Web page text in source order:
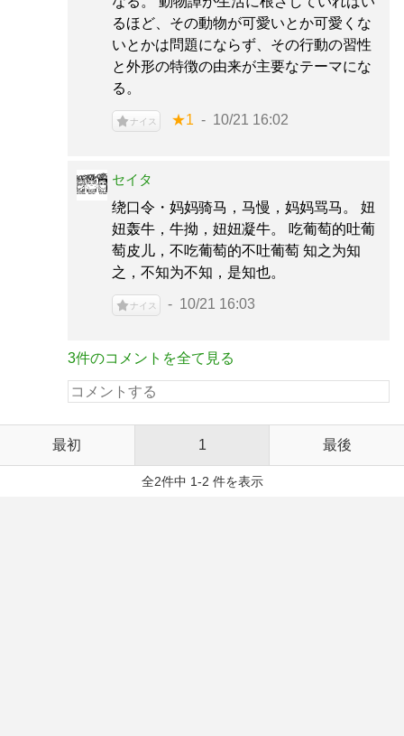
るほど、その動物が可愛いとか可愛くな
いとかは問題にならず、その行動の習性
と外形の特徴の由来が主要なテーマにな
る。
ナイス ★1 10/21 16:02
セイタ
绕口令・妈妈骑马，马慢，妈妈骂马。 妞
妞轰牛，牛拗，妞妞凝牛。 吃葡萄的吐葡
萄皮儿，不吃葡萄的不吐葡萄 知之为知
之，不知为不知，是知也。
ナイス 10/21 16:03
3件のコメントを全て見る
最初 1 最後
全2件中 1-2 件を表示